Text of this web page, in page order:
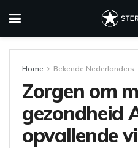
Home Bekende Nederlanders
Zorgen om
gezondheid
opvallende